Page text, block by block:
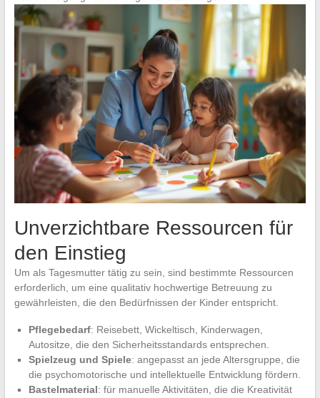
Unverzichtbare Ressourcen für
den Einstieg
Um als Tagesmutter tätig zu sein, sind bestimmte Ressourcen
erforderlich, um eine qualitativ hochwertige Betreuung zu
gewährleisten, die den Bedürfnissen der Kinder entspricht.
Pflegebedarf: Reisebett, Wickeltisch, Kinderwagen,
Autositze, die den Sicherheitsstandards entsprechen.
Spielzeug und Spiele: angepasst an jede Altersgruppe, die
die psychomotorische und intellektuelle Entwicklung fördern.
Bastelmaterial: für manuelle Aktivitäten, die die Kreativität